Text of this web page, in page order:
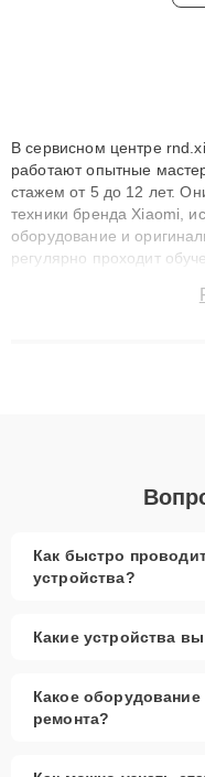
В сервисном центре
работают опытные
стажем от 5 до 12 лет.
техники бренда Xiaomi,
оборудование и
регулярно проходит
технику с сохранением
Как быстро
устройства?
Какие устройства
Какое оборудование
ремонта?